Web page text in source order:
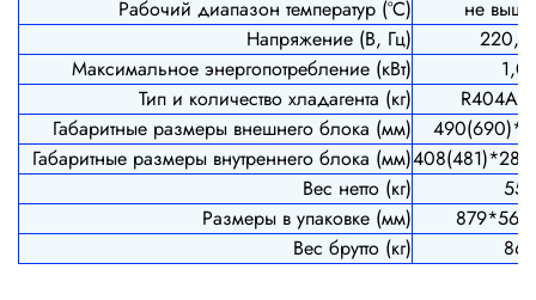
Рабочий диапазон температур (°С)
не
Напряжение (В, Гц)
220,
Максимальное энергопотребление (кВт)
1,0
Тип и количество хладагента (кг)
R404A,
Габаритные размеры внешнего блока (мм)
Габаритные размеры внутреннего блока (мм)
Вес нетто (кг)
55
Размеры в упаковке (мм)
Вес брутто (кг)
86